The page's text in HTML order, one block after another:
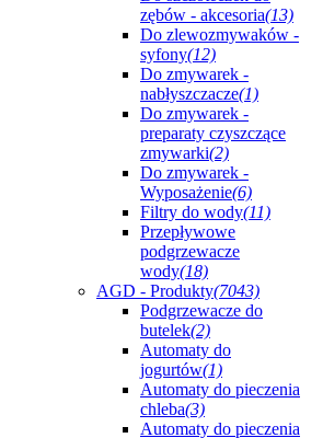
zębów - akcesoria(13)
Do zlewozmywaków -
syfony(12)
Do zmywarek -
nabłyszczacze(1)
Do zmywarek -
preparaty czyszczące
zmywarki(2)
Do zmywarek -
Wyposażenie(6)
Filtry do wody(11)
Przepływowe
podgrzewacze
wody(18)
AGD - Produkty(7043)
Podgrzewacze do
butelek(2)
Automaty do
jogurtów(1)
Automaty do pieczenia
chleba(3)
Automaty do pieczenia